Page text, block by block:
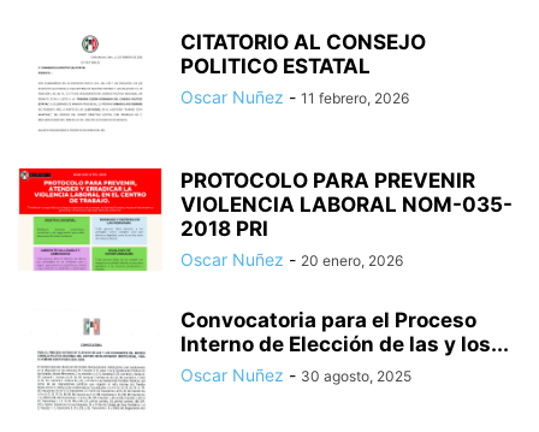
CITATORIO AL CONSEJO
POLITICO ESTATAL
Oscar Nuñez - 11 febrero, 2026
PROTOCOLO PARA PREVENIR
VIOLENCIA LABORAL NOM-035-
2018 PRI
Oscar Nuñez - 20 enero, 2026
Convocatoria para el Proceso
Interno de Elección de las y los...
Oscar Nuñez - 30 agosto, 2025